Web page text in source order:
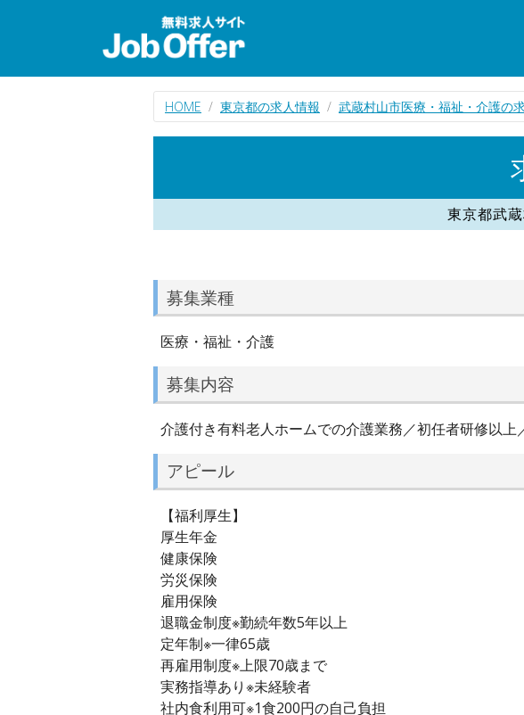
HOME 東京都の求人情報 武蔵村山市医療・福祉・介護の
東京都武
募集業種
医療・福祉・介護
募集内容
介護付き有料老人ホームでの介護業務／初任者研修以上
アピール
【福利厚生】
厚生年金
健康保険
労災保険
雇用保険
退職金制度※勤続年数5年以上
定年制※一律65歳
再雇用制度※上限70歳まで
実務指導あり※未経験者
社内食利用可※1食200円の自己負担